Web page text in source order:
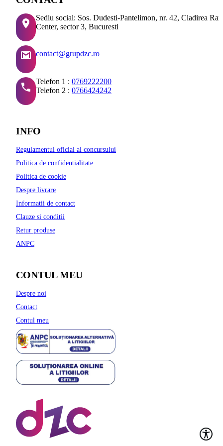
Sediu social: Sos. Dudesti-Pantelimon, nr. 42, Cladirea
Center, sector 3, Bucuresti
contact@grupdzc.ro
Telefon 1 : 0769222200
Telefon 2 : 0766424242
INFO
Regulamentul oficial al concursului
Politica de confidentialitate
Politica de cookie
Despre livrare
Informatii de contact
Clauze si conditii
Retur produse
ANPC
CONTUL MEU
Despre noi
Contact
Contul meu